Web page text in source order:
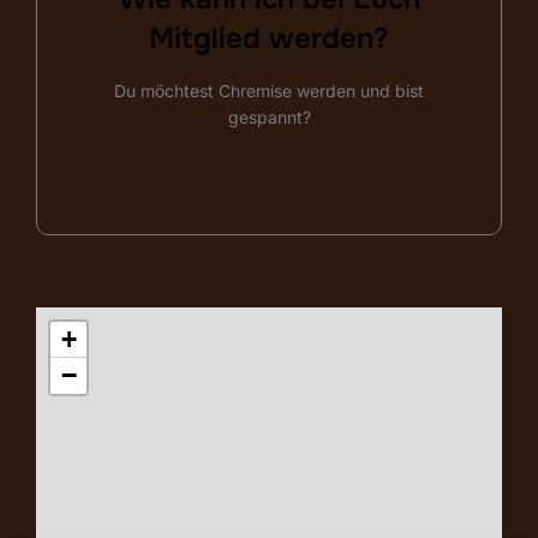
Mitglied werden?
Du möchtest Chremise werden und bist
gespannt?
Bitte melde dich hier!
Kontaktdaten ergänzen!
+
−